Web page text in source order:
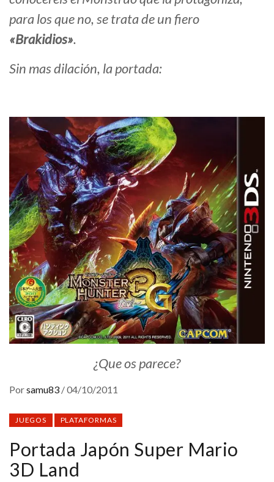
para los que no, se trata de un fiero
«Brakidios».
Sin mas dilación, la portada:
¿Que os parece?
Porsamu83 /04/10/2011
JUEGOS PLATAFORMAS
Portada Japón Super Mario
3D Land